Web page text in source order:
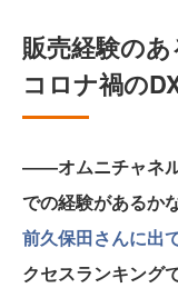
販売経験の
コロナ禍の
――オムニチャネ
での経験があるか
前久保田さんに出
クセスランキング